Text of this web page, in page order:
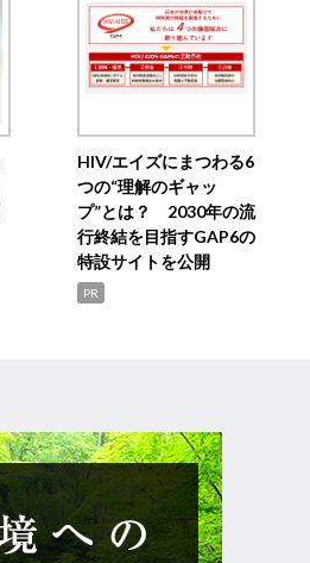
HIV/エイズにまつわる6
つの“理解のギャッ
プ”とは？ 2030年の流
行終結を目指すGAP6の
特設サイトを公開
PR